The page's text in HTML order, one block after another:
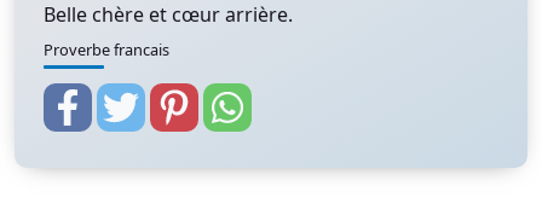
Belle chère et cœur arrière.
Proverbe francais